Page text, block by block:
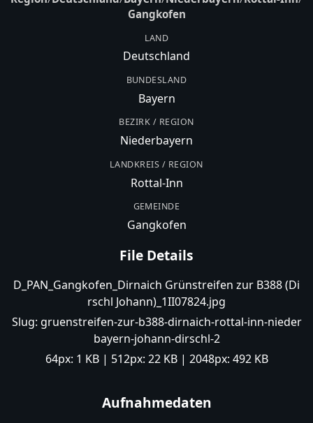
Gangkofen
LAND
Deutschland
BUNDESLAND
Bayern
BEZIRK / REGION
Niederbayern
LANDKREIS / REGION
Rottal-Inn
GEMEINDE
Gangkofen
File Details
D_PAN_Gangkofen_Dirnaich Grünstreifen zur B388 (Di
rschl Johann)_1II07824.jpg
Slug: gruenstreifen-zur-b388-dirnaich-rottal-inn-nieder
bayern-johann-dirschl-2
64px: 1 KB| 512px: 22 KB| 2048px: 492 KB
Aufnahmedaten